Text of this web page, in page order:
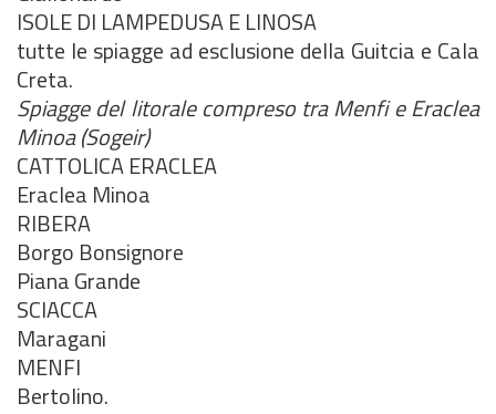
ISOLE DI LAMPEDUSA E LINOSA
tutte le spiagge ad esclusione della Guitcia e Cala
Creta.
Spiagge del litorale compreso tra Menfi e Eraclea
Minoa (Sogeir)
CATTOLICA ERACLEA
Eraclea Minoa
RIBERA
Borgo Bonsignore
Piana Grande
SCIACCA
Maragani
MENFI
Bertolino.